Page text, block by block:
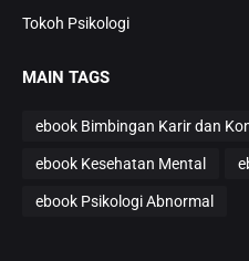
Tokoh Psikologi
MAIN TAGS
ebook Bimbingan Karir dan
ebook Kesehatan Mental
ebook Psikologi Abnormal